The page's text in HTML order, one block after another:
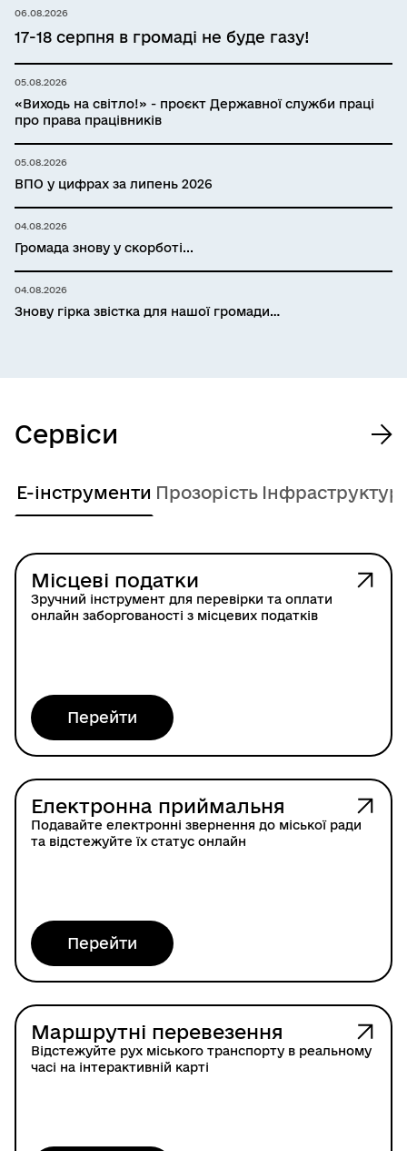
06.08.2026
17-18 серпня в громаді не буде газу!
05.08.2026
«Виходь на світло!» - проєкт Державної служби праці
про права працівників
05.08.2026
ВПО у цифрах за липень 2026
04.08.2026
Громада знову у скорботі...
04.08.2026
Знову гірка звістка для нашої громади…
Сервіси
Е-інструменти Прозорість
Місцеві податки
Зручний інструмент для перевірки та оплати
онлайн заборгованості з місцевих податків
Перейти
Електронна приймальня
Подавайте електронні звернення до міської ради
та відстежуйте їх статус онлайн
Перейти
Маршрутні перевезення
Відстежуйте рух міського транспорту в реальному
часі на інтерактивній карті